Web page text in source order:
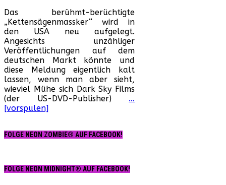
Neuauflage
für
die
Das berühmt-berüchtigte
„Kettensägenmassker“ wird in
den USA neu aufgelegt.
Angesichts unzähliger
Veröffentlichungen auf dem
deutschen Markt könnte und
diese Meldung eigentlich kalt
lassen, wenn man aber sieht,
wieviel Mühe sich Dark Sky Films
(der US-DVD-Publisher) …
[vorspulen]
FOLGE NEON ZOMBIE® AUF FACEBOOK!
FOLGE NEON MIDNIGHT® AUF FACEBOOK!